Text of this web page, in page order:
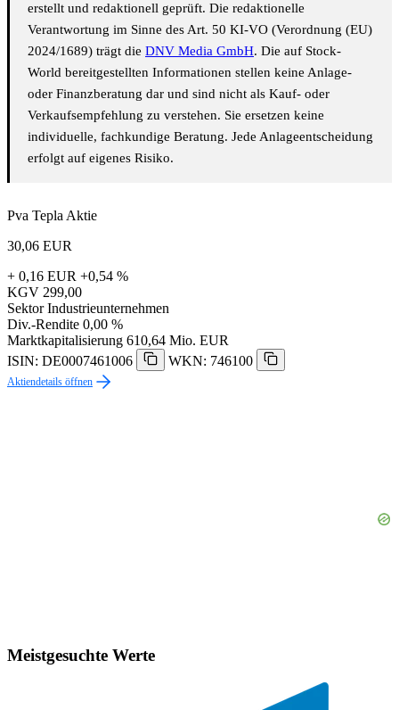
erstellt und redaktionell geprüft. Die redaktionelle
Verantwortung im Sinne des Art. 50 KI-VO (Verordnung (EU)
2024/1689) trägt die DNV Media GmbH. Die auf Stock-
World bereitgestellten Informationen stellen keine Anlage-
oder Finanzberatung dar und sind nicht als Kauf- oder
Verkaufsempfehlung zu verstehen. Sie ersetzen keine
individuelle, fachkundige Beratung. Jede Anlageentscheidung
erfolgt auf eigenes Risiko.
Pva Tepla Aktie
30,06 EUR
+ 0,16 EUR +0,54 %
KGV 299,00
Sektor Industrieunternehmen
Div.-Rendite 0,00 %
Marktkapitalisierung 610,64 Mio. EUR
ISIN: DE0007461006
WKN: 746100
Aktiendetails öffnen
Meistgesuchte Werte